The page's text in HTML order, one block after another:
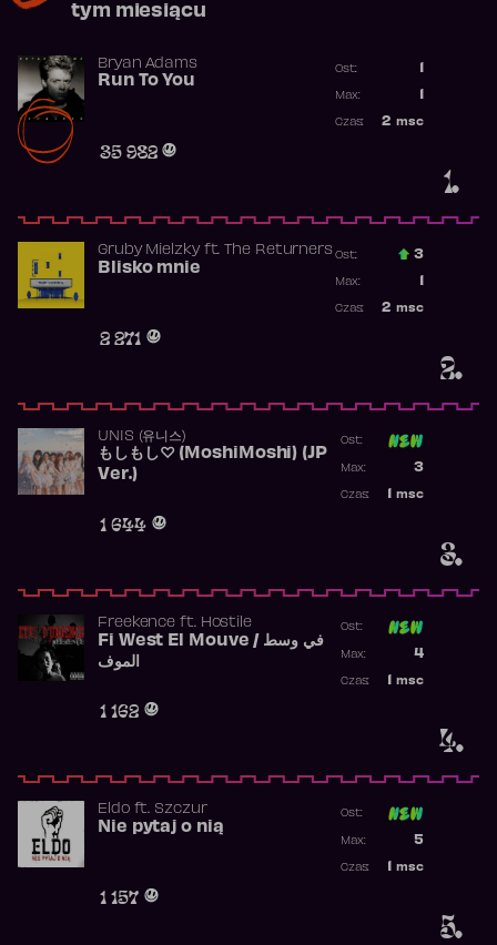
tym miesiącu
1.
Bryan Adams
Run To You
35 982
Ost.:
Max:
2 msc
Czas:
2.
Gruby Mielzkyft. The Returners
Blisko mnie
2 271
Ost.: 3
Max:
2 msc
Czas:
3.
UNIS (유니스)
もしもし♡ (MoshiMoshi) (JP
Ver.)
1 644
Ost:
3
Max:
msc
Czas:
4.
Freekence ft. Hostile
Fi West El Mouve / في وسط
الموف
1 162
Ost:
4
Max:
msc
Czas:
5.
Eldoft. Szczur
Nie pytaj o nią
1 157
Ost:
5
Max:
msc
Czas: